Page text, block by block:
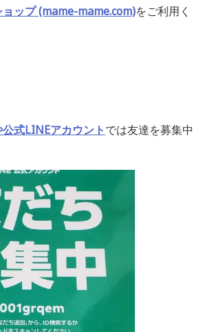
ップ (mame-mame.com)をご利用く
式LINEアカウントでは友達を募集中